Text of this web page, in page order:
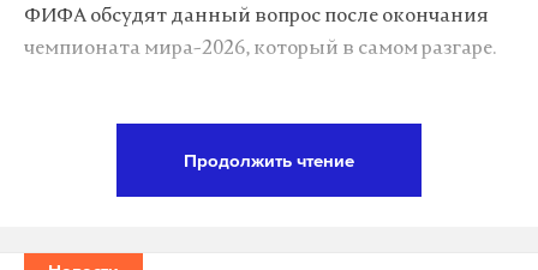
ФИФА обсудят данный вопрос после окончания
чемпионата мира-2026, который в самом разгаре.
Продолжить чтение